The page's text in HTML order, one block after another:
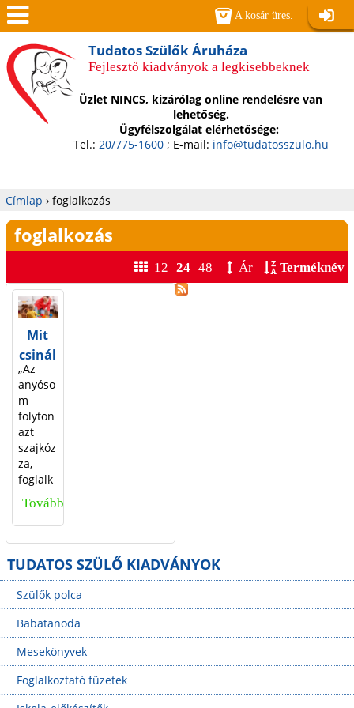
Jump to navigation
Tudatos Szülők Áruháza
Fejlesztő kiadványok a legkisebbeknek
Üzlet NINCS, kizárólag online rendelésre van
lehetőség.
Ügyfélszolgálat elérhetősége:
Tel.: 20/775-1600; E-mail: info@tudatosszulo.hu
Jelenlegi
hely
Címlap › foglalkozás
foglalkozás
12 24 48 Ár Terméknév
Mit
csinál
ok
rossz
ul?
„Az
anyóso
m
folyton
azt
szajkóz
za,
foglalk
ozzak
többet
a
gyerek
kel.
Nem
értem
mit
akar,
amikor
egész
nap a
gyerek
kel
Tovább
c
i
n
á
A kosár üres.
Men
ü
TUDATOS SZÜLŐ KIADVÁNYOK
Szülők polca
Babatanoda
Mesekönyvek
Foglalkoztató füzetek